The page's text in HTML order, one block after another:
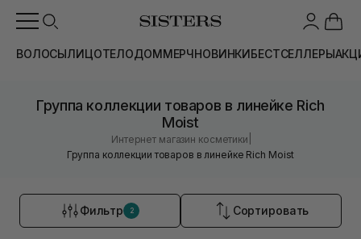
ВОЛОСЫЛИЦОТЕЛОДОММЕРЧНОВИНКИБЕСТСЕЛЛЕРЫ
Группа коллекции товаров в линейке Rich
Moist
Интернет магазин косметики
Группа коллекции товаров в линейке Rich Moist
Фильтр 2 Сортировать